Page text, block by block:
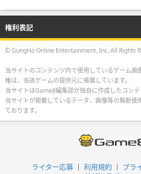
権利表記
© GungHo Online Entertainment, Inc. All Rights
当サイトのコンテンツ内で使用しているゲーム画
権は、当該ゲームの提供元に帰属しています。
当サイトはGame8編集部が独自に作成したコンテ
当サイトが掲載しているデータ、画像等の無断使
ております。
ライター応募 利用規約
プラ